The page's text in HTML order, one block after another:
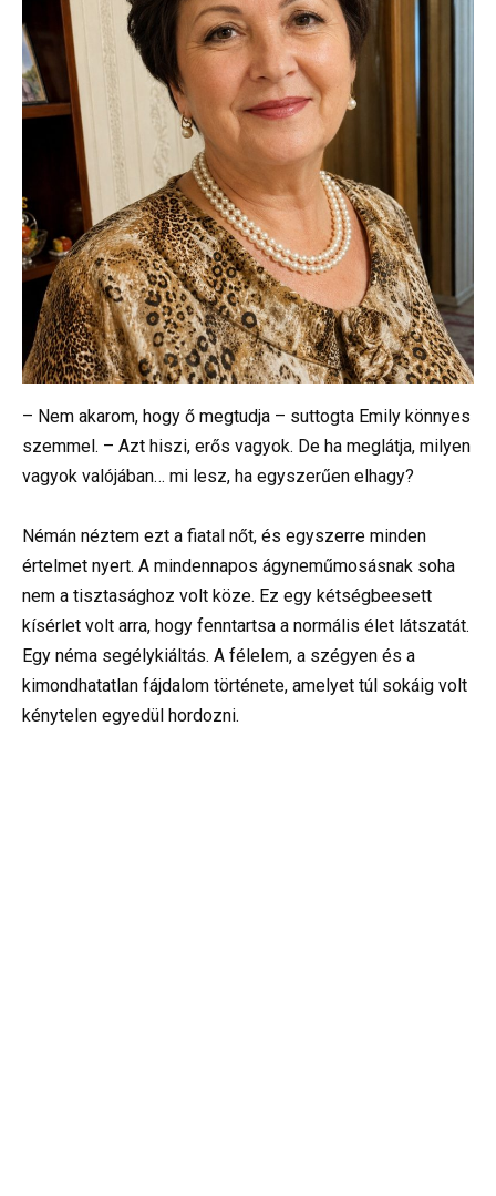
– Nem akarom, hogy ő megtudja – suttogta Emily könnyes
szemmel. – Azt hiszi, erős vagyok. De ha meglátja, milyen
vagyok valójában… mi lesz, ha egyszerűen elhagy?
Némán néztem ezt a fiatal nőt, és egyszerre minden
értelmet nyert. A mindennapos ágyneműmosásnak soha
nem a tisztasághoz volt köze. Ez egy kétségbeesett
kísérlet volt arra, hogy fenntartsa a normális élet látszatát.
Egy néma segélykiáltás. A félelem, a szégyen és a
kimondhatatlan fájdalom története, amelyet túl sokáig volt
kénytelen egyedül hordozni.